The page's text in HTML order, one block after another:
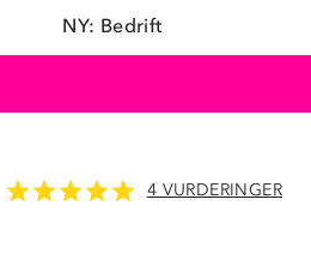
NY: Bedrift
4 VURDERINGER